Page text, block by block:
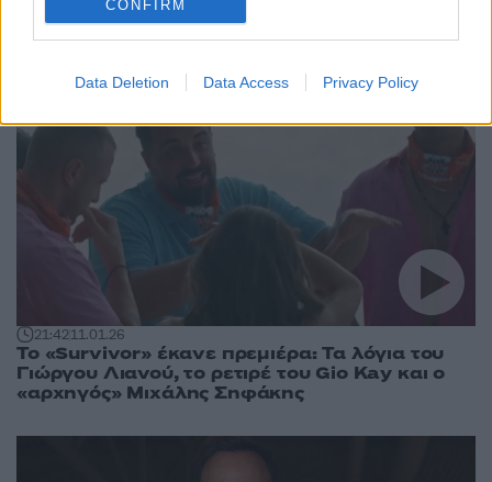
CONFIRM
Data Deletion Data Access Privacy Policy
μου θυμίζει το Game of Thrones»
21:4211.01.26
Το «Survivor» έκανε πρεμιέρα: Τα λόγια του
Γιώργου Λιανού, το ρετιρέ του Gio Kay και ο
«αρχηγός» Μιχάλης Σηφάκης